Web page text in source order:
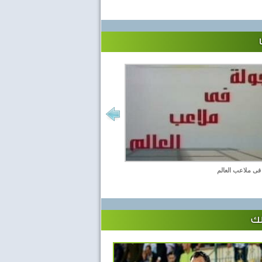
ملاعب العالم
لك